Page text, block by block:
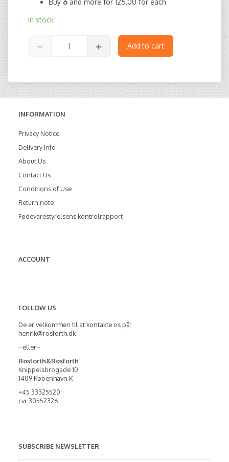
Buy 6 and more for 125,00 for each
In stock
Add to cart
INFORMATION
Privacy Notice
Delivery Info
About Us
Contact Us
Conditions of Use
Return note
Fødevarestyrelsens kontrolrapport
ACCOUNT
FOLLOW US
De er velkommen til at kontakte os på:
henrik@rosforth.dk
--eller--
Rosforth&Rosforth
Knippelsbrogade 10
1409 København K
+45 33325520
cvr 30552326
SUBSCRIBE NEWSLETTER